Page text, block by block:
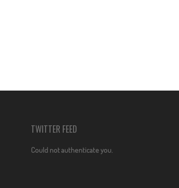
TWITTER FEED
Could not authenticate you.